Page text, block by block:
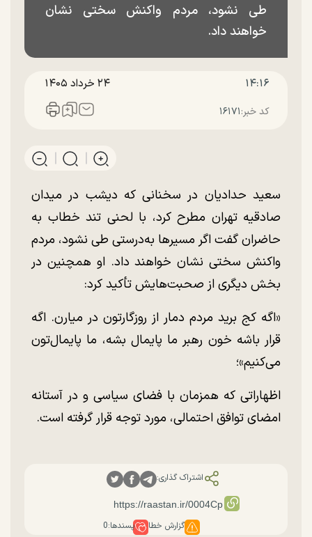
طی نشود، مردم واکنش سختی نشان
خواهند داد.
۱۴:۱۶ ۲۴ خرداد ۱۴۰۵
کد خبر:۱۶۱۷۱
سعید حدادیان در سخنانی که دیشب در میدان
صادقیه تهران مطرح کرد، با لحنی تند خطاب به
حاضران گفت اگر مسیر‌ها به‌درستی طی نشود، مردم
واکنش سختی نشان خواهند داد. او همچنین در
بخش دیگری از صحبت‌هایش تأکید کرد:
«اگه کج برید مردم دمار از روزگارتون در میارن. اگه
قرار باشه خون رهبر ما پایمال بشه، ما پایمال‌تون
می‌کنیم»؛
اظهاراتی که همزمان با فضای سیاسی و در آستانه
امضای توافق احتمالی، مورد توجه قرار گرفته است.
اشتراک گذاری:
گزارش خطا پسندها:0